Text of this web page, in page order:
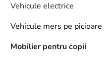
Vehicule electrice
Vehicule mers pe picioare
Mobilier pentru copii